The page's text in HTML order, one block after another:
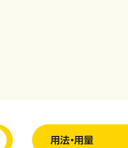
用法・用量